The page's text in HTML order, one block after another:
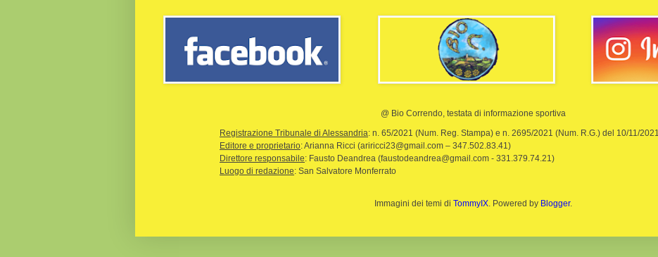
@ Bio Correndo, testata di informazione sportiva
Registrazione Tribunale di Alessandria: n. 65/2021 (Num. Reg. Stampa) e n. 2695/2021 (Num. R.G.) del 10/11/2021
Editore e proprietario: Arianna Ricci (ariricci23@gmail.com – 347.502.83.41)
Direttore responsabile: Fausto Deandrea (faustodeandrea@gmail.com - 331.379.74.21)
Luogo di redazione: San Salvatore Monferrato
Immagini dei temi di TommyIX. Powered by Blogger.